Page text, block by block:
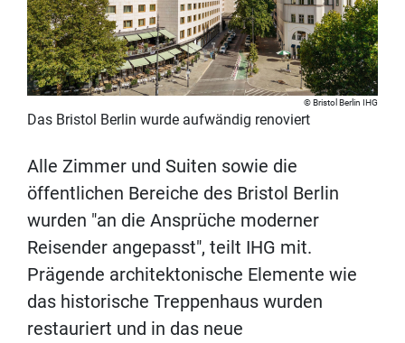
Bristol Berlin IHG
Das Bristol Berlin wurde aufwändig renoviert
Alle Zimmer und Suiten sowie die
öffentlichen Bereiche des Bristol Berlin
wurden "an die Ansprüche moderner
Reisender angepasst", teilt IHG mit.
Prägende architektonische Elemente wie
das historische Treppenhaus wurden
restauriert und in das neue